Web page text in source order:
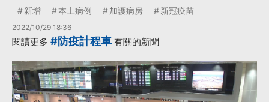
新增 本土病例 加護病房 新冠疫苗
2022/10/29 18:36
閱讀更多 #防疫計程車 有關的新聞